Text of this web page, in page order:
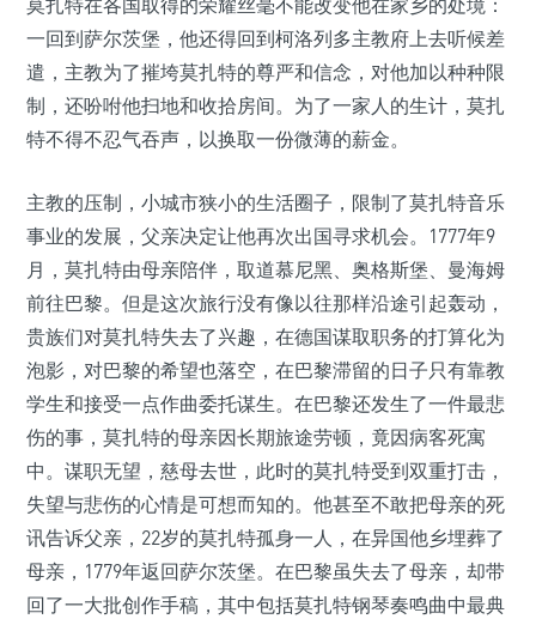
莫扎特在各国取得的荣耀丝毫不能改变他在家乡的处境：
一回到萨尔茨堡，他还得回到柯洛列多主教府上去听候差
遣，主教为了摧垮莫扎特的尊严和信念，对他加以种种限
制，还吩咐他扫地和收拾房间。为了一家人的生计，莫扎
特不得不忍气吞声，以换取一份微薄的薪金。
主教的压制，小城市狭小的生活圈子，限制了莫扎特音乐
事业的发展，父亲决定让他再次出国寻求机会。1777年9
月，莫扎特由母亲陪伴，取道慕尼黑、奥格斯堡、曼海姆
前往巴黎。但是这次旅行没有像以往那样沿途引起轰动，
贵族们对莫扎特失去了兴趣，在德国谋取职务的打算化为
泡影，对巴黎的希望也落空，在巴黎滞留的日子只有靠教
学生和接受一点作曲委托谋生。在巴黎还发生了一件最悲
伤的事，莫扎特的母亲因长期旅途劳顿，竟因病客死寓
中。谋职无望，慈母去世，此时的莫扎特受到双重打击，
失望与悲伤的心情是可想而知的。他甚至不敢把母亲的死
讯告诉父亲，22岁的莫扎特孤身一人，在异国他乡埋葬了
母亲，1779年返回萨尔茨堡。在巴黎虽失去了母亲，却带
回了一大批创作手稿，其中包括莫扎特钢琴奏鸣曲中最典